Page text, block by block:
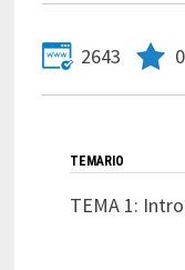
2643 0
TEMARIO
TEMA 1: